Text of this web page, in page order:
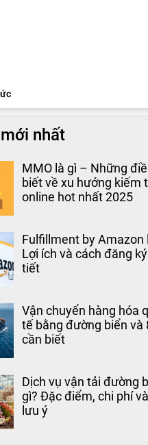
nhất
MMO là gì – Những
biết về xu hướng kiếm
online hot nhất 2025
Fulfillment by Amazon
Lợi ích và cách đăng
tiết
Vận chuyển hàng hóa
tế bằng đường biển và
cần biết
Dịch vụ vận tải đường
gì? Đặc điểm, chi phí
lưu ý